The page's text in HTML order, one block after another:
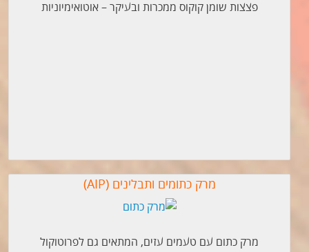
פצצות שומן קוקוס ממכרות ובעיקר – אוטואימיוניות
מרק כתומים ותבלינים (AIP)
מרק כתום עם טעמים עזים, המתאים גם לפרוטוקול